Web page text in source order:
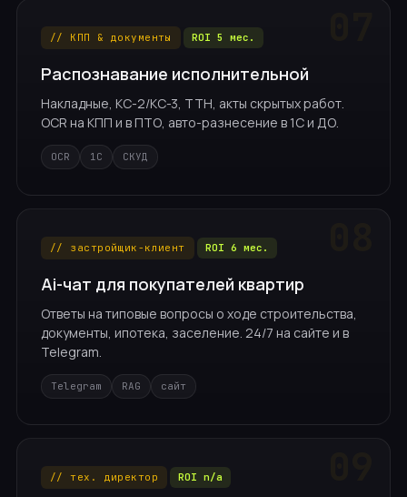
// КПП & документы ROI 5 мес.
Распознавание исполнительной
Накладные, КС-2/КС-3, ТТН, акты скрытых работ.
OCR на КПП и в ПТО, авто-разнесение в 1С и ДО.
OCR 1С СКУД
// застройщик-клиент ROI 6 мес.
Ai-чат для покупателей квартир
Ответы на типовые вопросы о ходе строительства,
документы, ипотека, заселение. 24/7 на сайте и в
Telegram.
Telegram RAG сайт
// тех. директор ROI n/a